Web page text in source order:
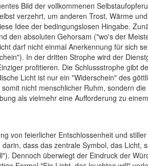
Bild der vollkommenen
verzehrt, um anderen Trost, Wärme
Idee der bedingungslosen Hingabe.
den absoluten Gehorsam ("wo's der
darf nicht einmal Anerkennung für sich
In der dritten Strophe wird der
profitieren. Die Schlussstrophe gibt
Licht ist nur ein "Widerschein" des
nicht menschlicher Ruhm, sondern
als vielmehr eine Aufforderung zu
von feierlicher Entschlossenheit und
dass das zentrale Symbol, das Licht,
Dennoch überwiegt der Eindruck der